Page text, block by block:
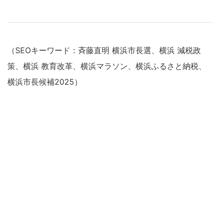
（SEOキーワード：斉藤直明 横浜市長選、横浜 減税政
策、横浜 教育改革、横浜マラソン、横浜ふるさと納税、
横浜市長候補2025）